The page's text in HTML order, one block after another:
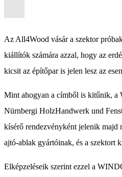
Az All4Wood vásár a szektor
kiállítók számára azzal, hogy az
kicsit az építőpar is jelen lesz az
Mint ahogyan a címből is kitűnik, a
Nürnbergi HolzHandwerk und
kísérő rendezvényként jelenik majd
ajtó-ablak gyártóinak, és a szektort
Elképzeléseik szerint ezzel a